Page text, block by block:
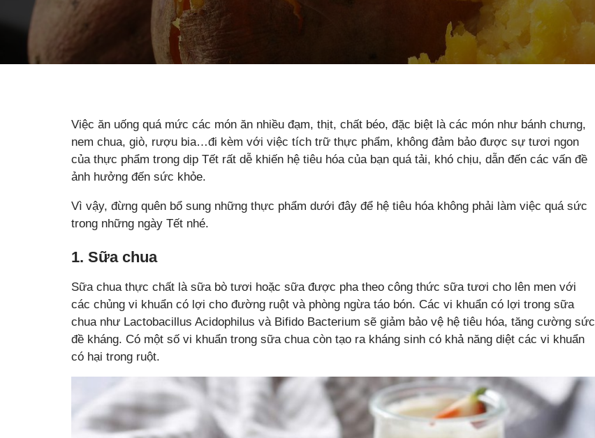
Việc ăn uống quá mức các món ăn nhiều đạm, thịt, chất béo, đặc biệt là các món như bánh chưng,
nem chua, giò, rượu bia…đi kèm với việc tích trữ thực phẩm, không đảm bảo được sự tươi ngon
của thực phẩm trong dịp Tết rất dễ khiến hệ tiêu hóa của bạn quá tải, khó chịu, dẫn đến các vấn đề
ảnh hưởng đến sức khỏe.
Vì vậy, đừng quên bổ sung những thực phẩm dưới đây để hệ tiêu hóa không phải làm việc quá sức
trong những ngày Tết nhé.
1. Sữa chua
Sữa chua thực chất là sữa bò tươi hoặc sữa được pha theo công thức sữa tươi cho lên men với
các chủng vi khuẩn có lợi cho đường ruột và phòng ngừa táo bón. Các vi khuẩn có lợi trong sữa
chua như Lactobacillus Acidophilus và Bifido Bacterium sẽ giảm bảo vệ hệ tiêu hóa, tăng cường sức
đề kháng. Có một số vi khuẩn trong sữa chua còn tạo ra kháng sinh có khả năng diệt các vi khuẩn
có hại trong ruột.